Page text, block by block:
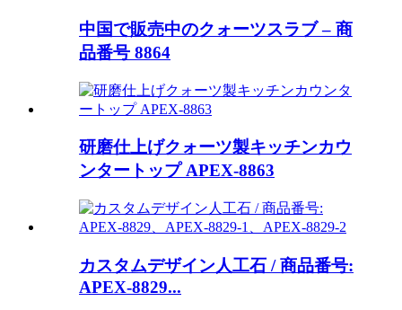
中国で販売中のクォーツスラブ – 商
品番号 8864
研磨仕上げクォーツ製キッチンカウ
ンタートップ APEX-8863
カスタムデザイン人工石 / 商品番号:
APEX-8829...